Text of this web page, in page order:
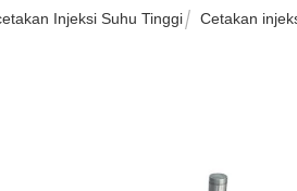
Injeksi Suhu Tinggi Cetakan